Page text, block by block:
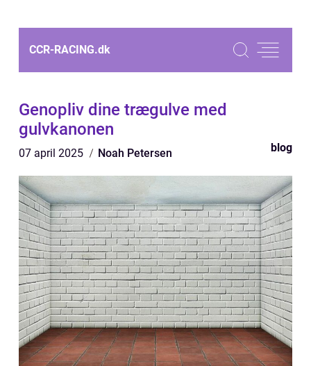
CCR-RACING.dk
Genopliv dine trægulve med
gulvkanonen
07 april 2025 Noah Petersen blog